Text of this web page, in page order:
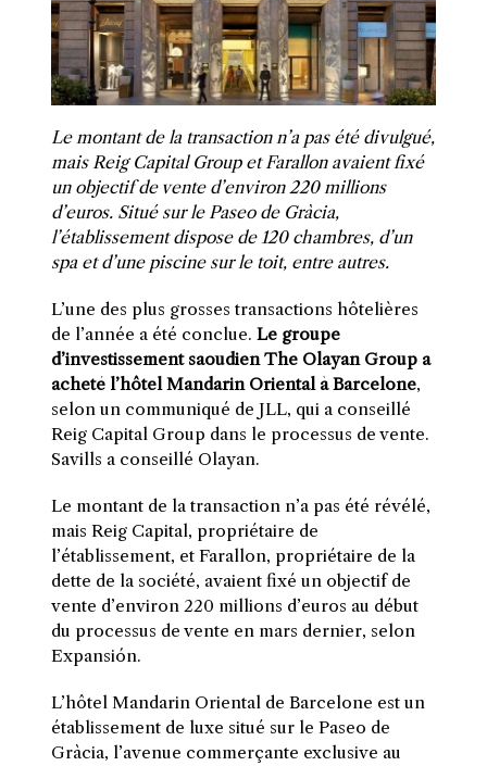
Le montant de la transaction n’a pas été divulgué,
mais Reig Capital Group et Farallon avaient fixé
un objectif de vente d’environ 220 millions
d’euros. Situé sur le Paseo de Gràcia,
l’établissement dispose de 120 chambres, d’un
spa et d’une piscine sur le toit, entre autres.
L’une des plus grosses transactions hôtelières
de l’année a été conclue. Le groupe
d’investissement saoudien The Olayan Group a
acheté l’hôtel Mandarin Oriental à Barcelone,
selon un communiqué de JLL, qui a conseillé
Reig Capital Group dans le processus de vente.
Savills a conseillé Olayan.
Le montant de la transaction n’a pas été révélé,
mais Reig Capital, propriétaire de
l’établissement, et Farallon, propriétaire de la
dette de la société, avaient fixé un objectif de
vente d’environ 220 millions d’euros au début
du processus de vente en mars dernier, selon
Expansión.
L’hôtel Mandarin Oriental de Barcelone est un
établissement de luxe situé sur le Paseo de
Gràcia, l’avenue commerçante exclusive au